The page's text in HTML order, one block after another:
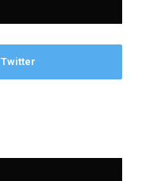
Twitter